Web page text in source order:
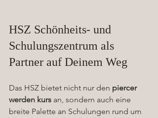
HSZ Schönheits- und
Schulungszentrum als
Partner auf Deinem Weg
Das HSZ bietet nicht nur den piercer
werden kurs an, sondern auch eine
breite Palette an Schulungen rund um